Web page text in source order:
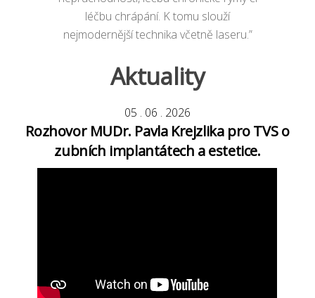
léčbu chrápání. K tomu slouží
nejmodernější technika včetně laseru.”
Aktuality
05 . 06 . 2026
Rozhovor MUDr. Pavla Krejzlika pro TVS o
zubních implantátech a estetice.